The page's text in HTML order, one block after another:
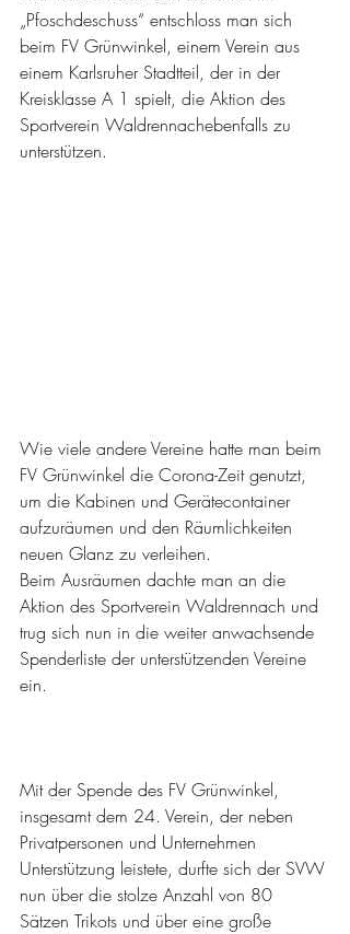
„Pfoschdeschuss“ entschloss man sich
beim FV Grünwinkel, einem Verein aus
einem Karlsruher Stadtteil, der in der
Kreisklasse A 1 spielt, die Aktion des
Sportverein Waldrennachebenfalls zu
unterstützen.
Wie viele andere Vereine hatte man beim
FV Grünwinkel die Corona-Zeit genutzt,
um die Kabinen und Gerätecontainer
aufzuräumen und den Räumlichkeiten
neuen Glanz zu verleihen.
Beim Ausräumen dachte man an die
Aktion des Sportverein Waldrennach und
trug sich nun in die weiter anwachsende
Spenderliste der unterstützenden Vereine
ein.
Mit der Spende des FV Grünwinkel,
insgesamt dem 24. Verein, der neben
Privatpersonen und Unternehmen
Unterstützung leistete, durfte sich der SVW
nun über die stolze Anzahl von 80
Sätzen Trikots und über eine große